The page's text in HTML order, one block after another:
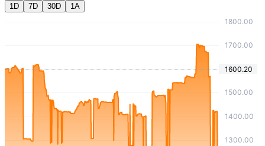
1D 7D 30D 1A